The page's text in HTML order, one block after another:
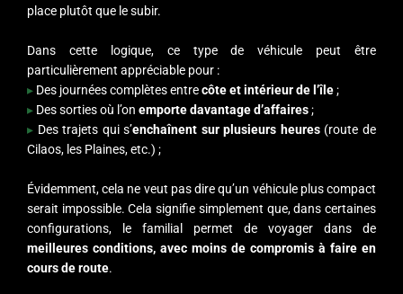
place plutôt que le subir.
Dans cette logique, ce type de véhicule peut être
particulièrement appréciable pour :
▸ Des journées complètes entrecôte et intérieur de l’île;
▸ Des sorties où l’on emporte davantage d’affaires;
▸ Des trajets qui s’enchaînent sur plusieurs heures(route de
Cilaos, les Plaines, etc.) ;
Évidemment, cela ne veut pas dire qu’un véhicule plus compact
serait impossible. Cela signifie simplement que, dans certaines
configurations, le familial permet de voyager dans de
meilleures conditions, avec moins de compromis à faire en
cours de route.